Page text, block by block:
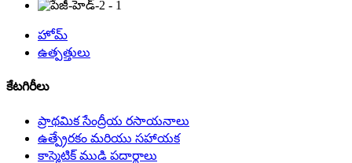
హోమ్
ఉత్పత్తులు
కేటగిరీలు
ప్రాథమిక సేంద్రీయ రసాయనాలు
ఉత్ప్రేరకం మరియు సహాయక
కాస్మెటిక్ ముడి పదార్థాలు